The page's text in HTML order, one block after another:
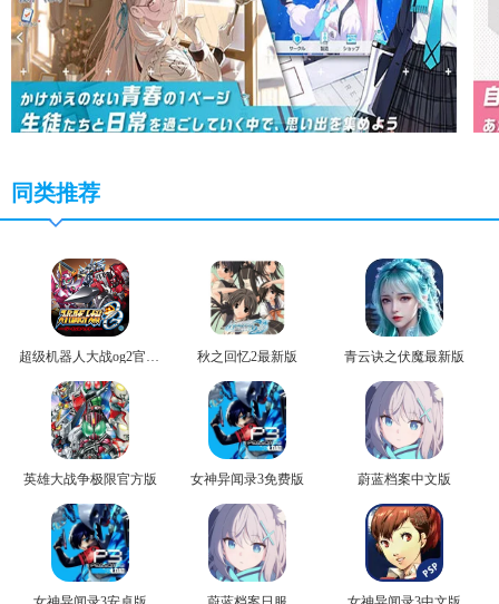
同类推荐
超级机器人大战og2官方版 秋之回忆2最新版 青云诀之伏魔最新版
英雄大战争极限官方版 女神异闻录3免费版 蔚蓝档案中文版